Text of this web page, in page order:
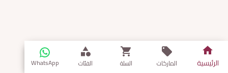
الرئيسية الماركات السلة الفئات WhatsApp